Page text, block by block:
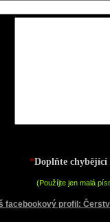
*Doplňte chybějící
(Použíjte jen malá